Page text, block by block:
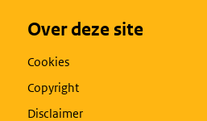
Over deze site
Cookies
Copyright
Disclaimer